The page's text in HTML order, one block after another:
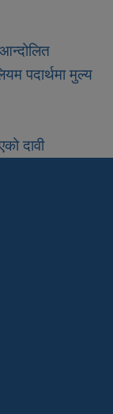
पदार्थमा मुल्य
दावी